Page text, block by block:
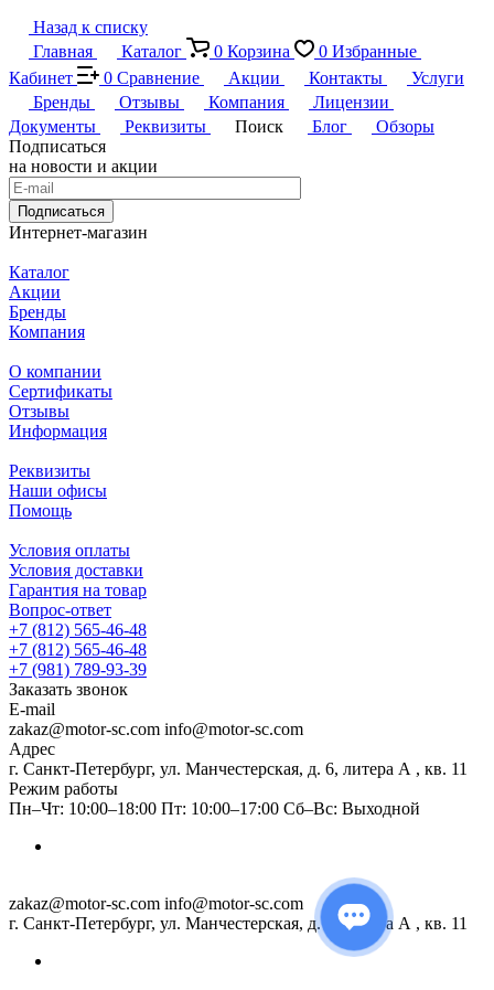
Назад к списку
Главная
Каталог 0 Корзина 0 Избранные
Кабинет
0 Сравнение Акции Контакты
Услуги
Бренды
Отзывы Компания
Лицензии
Документы
Реквизиты Поиск Блог
Обзоры
Подписаться
на новости и акции
Подписаться
Интернет-магазин
Каталог
Акции
Бренды
Компания
О компании
Сертификаты
Отзывы
Информация
Реквизиты
Наши офисы
Помощь
Условия оплаты
Условия доставки
Гарантия на товар
Вопрос-ответ
+7 (812) 565-46-48
+7 (812) 565-46-48
+7 (981) 789-93-39
Заказать звонок
E-mail
zakaz@motor-sc.com info@motor-sc.com
Адрес
г. Санкт-Петербург, ул. Манчестерская, д. 6, литера А , кв. 11
Режим работы
Пн–Чт: 10:00–18:00 Пт: 10:00–17:00 Сб–Вс: Выходной
zakaz@motor-sc.com info@motor-sc.com
г. Санкт-Петербург, ул. Манчестерская, д. 6, литера А , кв. 11